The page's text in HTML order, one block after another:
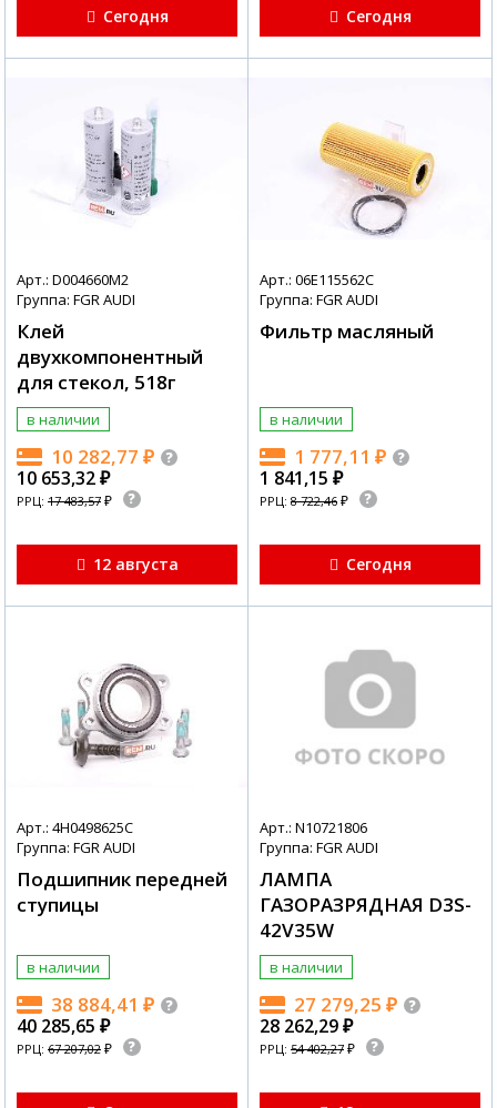
Сегодня Сегодня
Арт.: D004660M2
Группа: FGR AUDI
Клей
двухкомпонентный
для стекол, 518г
в наличии
10 282,77 ₽
10 653,32₽
РРЦ: 17 483,57 ₽
12 августа
Арт.: 06E115562C
Группа: FGR AUDI
Фильтр масляный
в наличии
1 777,11 ₽
1 841,15 ₽
РРЦ: 8 722,46 ₽
Сегодня
Арт.: 4H0498625C
Группа: FGR AUDI
Подшипник передней
ступицы
в наличии
38 884,41 ₽
40 285,65 ₽
РРЦ: 67 207,02 ₽
Арт.: N10721806
Группа: FGR AUDI
ЛАМПА
ГАЗОРАЗРЯДНАЯ D3S-
42V35W
в наличии
27 279,25 ₽
28 262,29₽
РРЦ: 54 402,27 ₽